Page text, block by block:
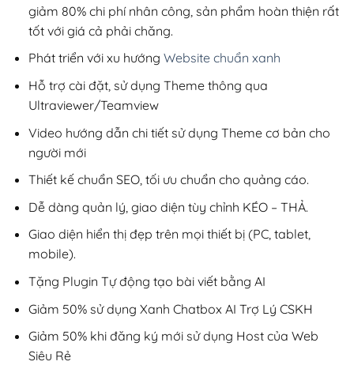
giảm 80% chi phí nhân công, sản phẩm hoàn thiện rất
tốt với giá cả phải chăng.
Phát triển với xu hướng Website chuẩn xanh
Hỗ trợ cài đặt, sử dụng Theme thông qua
Ultraviewer/Teamview
Video hướng dẫn chi tiết sử dụng Theme cơ bản cho
người mới
Thiết kế chuẩn SEO, tối ưu chuẩn cho quảng cáo.
Dễ dàng quản lý, giao diện tùy chỉnh KÉO – THẢ.
Giao diện hiển thị đẹp trên mọi thiết bị (PC, tablet,
mobile).
Tặng Plugin Tự động tạo bài viết bằng AI
Giảm 50% sử dụng Xanh Chatbox AI Trợ Lý CSKH
Giảm 50% khi đăng ký mới sử dụng Host của Web
Siêu Rẻ